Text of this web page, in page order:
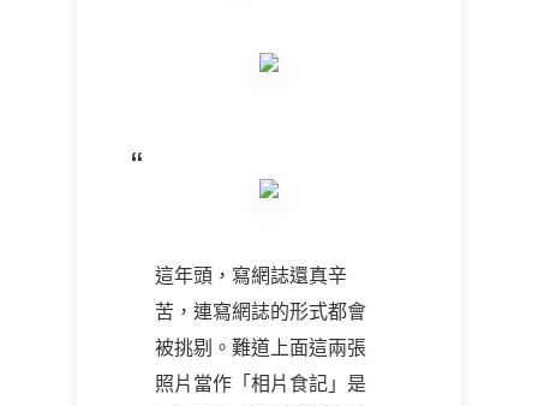
這年頭，寫網誌還真辛
苦，連寫網誌的形式都會
被挑剔。難道上面這兩張
照片當作「相片食記」是